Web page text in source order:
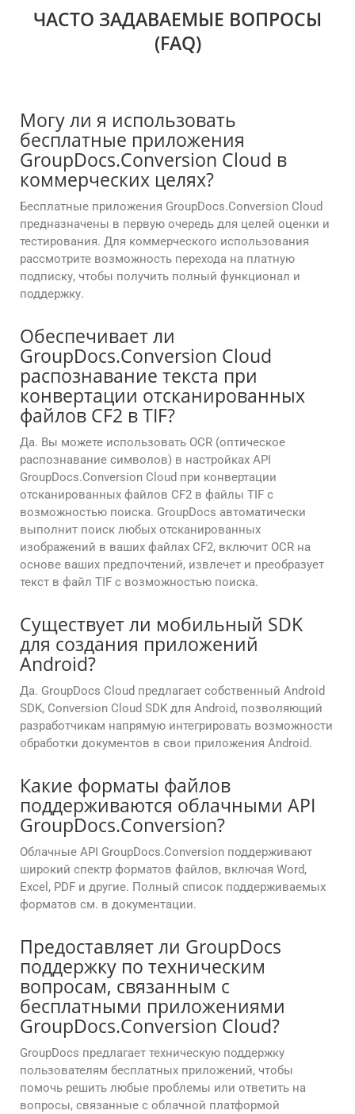
ЧАСТО ЗАДАВАЕМЫЕ ВОПРОСЫ
(FAQ)
Могу ли я использовать
бесплатные приложения
GroupDocs.Conversion Cloud в
коммерческих целях?
Бесплатные приложения GroupDocs.Conversion Cloud
предназначены в первую очередь для целей оценки и
тестирования. Для коммерческого использования
рассмотрите возможность перехода на платную
подписку, чтобы получить полный функционал и
поддержку.
Обеспечивает ли
GroupDocs.Conversion Cloud
распознавание текста при
конвертации отсканированных
файлов CF2 в TIF?
Да. Вы можете использовать OCR (оптическое
распознавание символов) в настройках API
GroupDocs.Conversion Cloud при конвертации
отсканированных файлов CF2 в файлы TIF с
возможностью поиска. GroupDocs автоматически
выполнит поиск любых отсканированных
изображений в ваших файлах CF2, включит OCR на
основе ваших предпочтений, извлечет и преобразует
текст в файл TIF с возможностью поиска.
Существует ли мобильный SDK
для создания приложений
Android?
Да. GroupDocs Cloud предлагает собственный Android
SDK, Conversion Cloud SDK для Android, позволяющий
разработчикам напрямую интегрировать возможности
обработки документов в свои приложения Android.
Какие форматы файлов
поддерживаются облачными API
GroupDocs.Conversion?
Облачные API GroupDocs.Conversion поддерживают
широкий спектр форматов файлов, включая Word,
Excel, PDF и другие. Полный список поддерживаемых
форматов см. в документации.
Предоставляет ли GroupDocs
поддержку по техническим
вопросам, связанным с
бесплатными приложениями
GroupDocs.Conversion Cloud?
GroupDocs предлагает техническую поддержку
пользователям бесплатных приложений, чтобы
помочь решить любые проблемы или ответить на
вопросы, связанные с облачной платформой